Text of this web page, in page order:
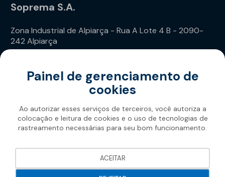
Soprema S.A.
Zona Industrial de Alpiarça - Rua A Lote 4 B - 2090-
242 Alpiarça
Soprema 2026
Painel de gerenciamento de
cookies
Ao autorizar esses serviços de terceiros, você autoriza a
colocação e leitura de cookies e o uso de tecnologias de
rastreamento necessárias para seu bom funcionamento.
ACEITAR